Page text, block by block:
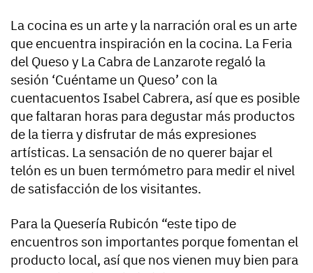
La cocina es un arte y la narración oral es un arte
que encuentra inspiración en la cocina. La Feria
del Queso y La Cabra de Lanzarote regaló la
sesión ‘Cuéntame un Queso’ con la
cuentacuentos Isabel Cabrera, así que es posible
que faltaran horas para degustar más productos
de la tierra y disfrutar de más expresiones
artísticas. La sensación de no querer bajar el
telón es un buen termómetro para medir el nivel
de satisfacción de los visitantes.
Para la Quesería Rubicón “este tipo de
encuentros son importantes porque fomentan el
producto local, así que nos vienen muy bien para